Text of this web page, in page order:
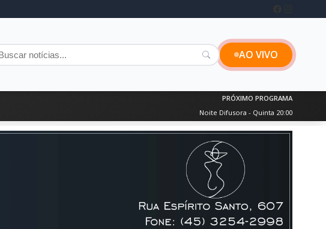
AO VIVO
PRÓXIMO PROGRAMA
Noite Difusora - Quinta 20:00